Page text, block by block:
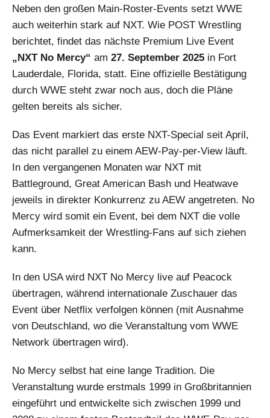
Neben den großen Main-Roster-Events setzt WWE
auch weiterhin stark auf NXT. Wie POST Wrestling
berichtet, findet das nächste Premium Live Event
„NXT No Mercy“ am 27. September 2025 in Fort
Lauderdale, Florida, statt. Eine offizielle Bestätigung
durch WWE steht zwar noch aus, doch die Pläne
gelten bereits als sicher.
Das Event markiert das erste NXT-Special seit April,
das nicht parallel zu einem AEW-Pay-per-View läuft.
In den vergangenen Monaten war NXT mit
Battleground, Great American Bash und Heatwave
jeweils in direkter Konkurrenz zu AEW angetreten. No
Mercy wird somit ein Event, bei dem NXT die volle
Aufmerksamkeit der Wrestling-Fans auf sich ziehen
kann.
In den USA wird NXT No Mercy live auf Peacock
übertragen, während internationale Zuschauer das
Event über Netflix verfolgen können (mit Ausnahme
von Deutschland, wo die Veranstaltung vom WWE
Network übertragen wird).
No Mercy selbst hat eine lange Tradition. Die
Veranstaltung wurde erstmals 1999 in Großbritannien
eingeführt und entwickelte sich zwischen 1999 und